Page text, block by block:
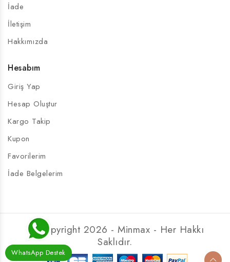
WhatsApp Destek
İade
İletişim
Hakkımızda
Hesabım
Giriş Yap
Hesap Oluştur
Kargo Takip
Kupon
Favorilerim
İade Belgelerim
© Copyright 2026 - Minmax - Her Hakkı
Saklıdır.